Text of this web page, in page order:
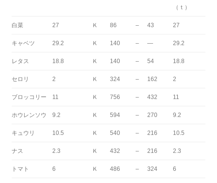
（ｔ）
白菜 27 Ｋ 86 – 43 27
キャベツ 29.2 Ｋ 140 – — 29.2
レタス 18.8 Ｋ 140 – 54 18.8
セロリ 2 Ｋ 324 – 162 2
ブロッコリー 11 Ｋ 756 – 432 11
ホウレンソウ 9.2 Ｋ 594 – 270 9.2
キュウリ 10.5 Ｋ 540 – 216 10.5
ナス 2.3 Ｋ 432 – 216 2.3
トマト 6 Ｋ 486 – 324 6